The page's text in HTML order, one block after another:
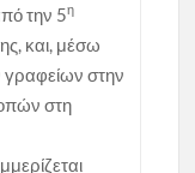
την 5η
και, μέσω
γραφείων στην
στη